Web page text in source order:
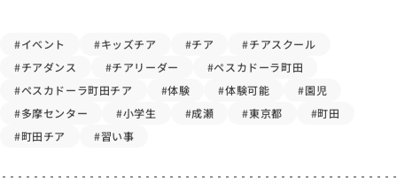
#イベント #キッズチア #チア
#チアスクール
#チアダンス
#チアリーダー
#ペスカドーラ町田
#ペスカドーラ町田チア
#体験 #体験可能
#園児
#多摩センター
#小学生 #成瀬 #東京都
#町田
#町田チア
#習い事